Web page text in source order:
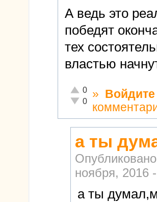
А ведь это
победят
тех
властью
Отлично!
0
Неадекватно!
0
» Войдите
а ты
ноября, 2016
а ты